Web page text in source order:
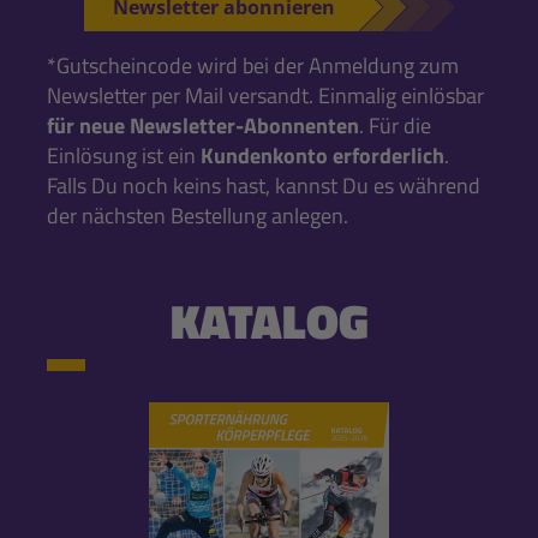
Newsletter abonnieren
*Gutscheincode wird bei der Anmeldung zum
Newsletter per Mail versandt. Einmalig einlösbar
für neue Newsletter-Abonnenten. Für die
Einlösung ist ein Kundenkonto erforderlich.
Falls Du noch keins hast, kannst Du es während
der nächsten Bestellung anlegen.
KATALOG